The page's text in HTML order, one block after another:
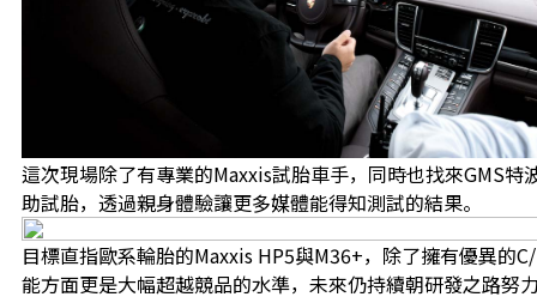
這次現場除了有專業的Maxxis試胎車手，同時也找來GMS特
助試胎，透過親身體驗讓更多媒體能得知測試的結果。
目標直指歐系輪胎的Maxxis HP5與M36+，除了擁有優異的
能方面更是大幅超越競品的水準，未來仍持續朝研發之路努